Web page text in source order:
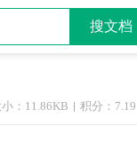
搜文档
：11.86KB 积分：7.19